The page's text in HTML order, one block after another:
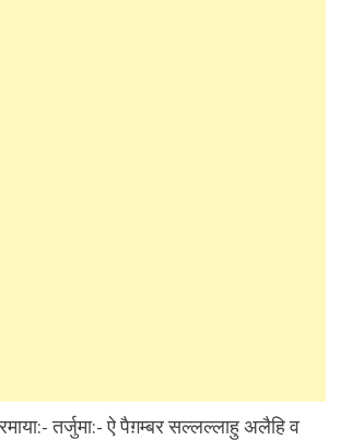
तर्जुमा:- ऐ पैग़म्बर सल्लल्लाहु अलैहि व